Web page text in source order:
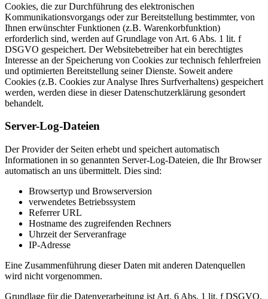
Cookies, die zur Durchführung des elektronischen
Kommunikationsvorgangs oder zur Bereitstellung bestimmter, von
Ihnen erwünschter Funktionen (z.B. Warenkorbfunktion)
erforderlich sind, werden auf Grundlage von Art. 6 Abs. 1 lit. f
DSGVO gespeichert. Der Websitebetreiber hat ein berechtigtes
Interesse an der Speicherung von Cookies zur technisch fehlerfreien
und optimierten Bereitstellung seiner Dienste. Soweit andere
Cookies (z.B. Cookies zur Analyse Ihres Surfverhaltens) gespeichert
werden, werden diese in dieser Datenschutzerklärung gesondert
behandelt.
Server-Log-Dateien
Der Provider der Seiten erhebt und speichert automatisch
Informationen in so genannten Server-Log-Dateien, die Ihr Browser
automatisch an uns übermittelt. Dies sind:
Browsertyp und Browserversion
verwendetes Betriebssystem
Referrer URL
Hostname des zugreifenden Rechners
Uhrzeit der Serveranfrage
IP-Adresse
Eine Zusammenführung dieser Daten mit anderen Datenquellen
wird nicht vorgenommen.
Grundlage für die Datenverarbeitung ist Art. 6 Abs. 1 lit. f DSGVO,